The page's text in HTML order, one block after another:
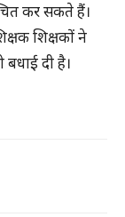
कर सकते हैं।
शिक्षकों ने
बधाई दी है।